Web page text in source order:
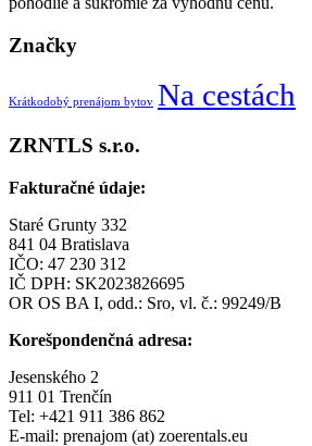
Značky
Krátkodobý prenájom bytov Na cestách
ZRNTLS s.r.o.
Fakturačné údaje:
Staré Grunty 332
841 04 Bratislava
IČO: 47 230 312
IČ DPH: SK2023826695
OR OS BA I, odd.: Sro, vl. č.: 99249/B
Korešpondenčná adresa:
Jesenského 2
911 01 Trenčín
Tel: +421 911 386 862
E-mail: prenajom (at) zoerentals.eu